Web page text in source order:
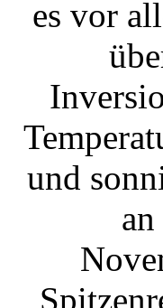
es vor
und